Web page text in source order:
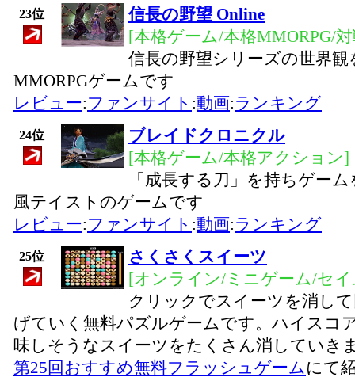
23位
信長の野望 Online
[本格ゲーム/本格MMORPG/
信長の野望シリーズの世界
MMORPGゲームです
レビュー:ファンサイト :動画:ランキング
24位
ブレイドクロニクル
[本格ゲーム/本格アクション]
「成長する刀」を持ちゲー
風テイストのゲームです
レビュー:ファンサイト :動画:ランキング
25位
さくさくスイーツ
[オンライン/ミニゲーム/セ
クリックでスイーツを消し
げていく無料パズルゲームです。ハイスコ
味しそうなスイーツをたくさん消していき
第25回おすすめ無料フラッシュゲームにて